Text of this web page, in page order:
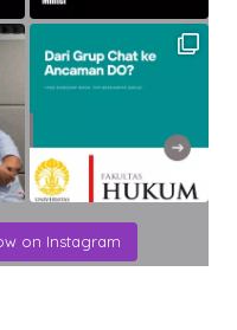
on Instagram